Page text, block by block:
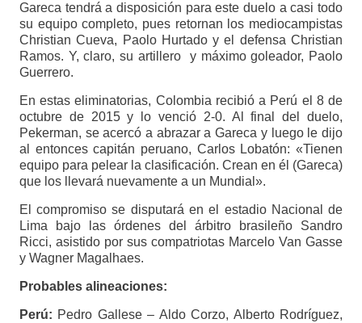
Gareca tendrá a disposición para este duelo a casi todo
su equipo completo, pues retornan los mediocampistas
Christian Cueva, Paolo Hurtado y el defensa Christian
Ramos. Y, claro, su artillero y máximo goleador, Paolo
Guerrero.
En estas eliminatorias, Colombia recibió a Perú el 8 de
octubre de 2015 y lo venció 2-0. Al final del duelo,
Pekerman, se acercó a abrazar a Gareca y luego le dijo
al entonces capitán peruano, Carlos Lobatón: «Tienen
equipo para pelear la clasificación. Crean en él (Gareca)
que los llevará nuevamente a un Mundial».
El compromiso se disputará en el estadio Nacional de
Lima bajo las órdenes del árbitro brasileño Sandro
Ricci, asistido por sus compatriotas Marcelo Van Gasse
y Wagner Magalhaes.
Probables alineaciones:
Perú: Pedro Gallese – Aldo Corzo, Alberto Rodríguez,